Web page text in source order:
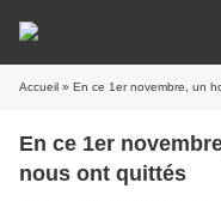
Accueil » En ce 1er novembre, un
En ce 1er
nous ont quittés